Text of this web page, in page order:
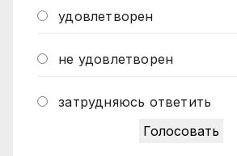
удовлетворен
не удовлетворен
затрудняюсь ответить